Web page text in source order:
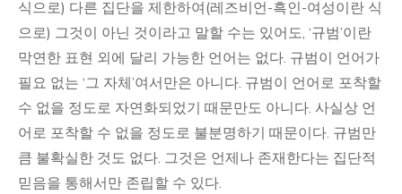
식으로) 다른 집단을 제한하여(레즈비언-흑인-여성이란 식
으로) 그것이 아닌 것이라고 말할 수는 있어도, ‘규범’이란
막연한 표현 외에 달리 가능한 언어는 없다. 규범이 언어가
필요 없는 ‘그 자체’여서만은 아니다. 규범이 언어로 포착할
수 없을 정도로 자연화되었기 때문만도 아니다. 사실상 언
어로 포착할 수 없을 정도로 불분명하기 때문이다. 규범만
큼 불확실한 것도 없다. 그것은 언제나 존재한다는 집단적
믿음을 통해서만 존립할 수 있다.